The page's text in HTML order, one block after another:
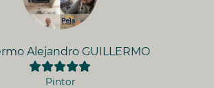
Alejandro GUILLERMO
Pintor